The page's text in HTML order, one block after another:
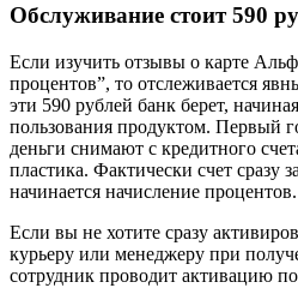
Обслуживание стоит 590
Если изучить отзывы о карте
процентов”, то отслеживается
эти 590 рублей банк берет,
пользования продуктом. Первый
деньги снимают с кредитного
пластика. Фактически счет сразу
начинается начисление процентов.
Если вы не хотите сразу
курьеру или менеджеру при
сотрудник проводит активацию